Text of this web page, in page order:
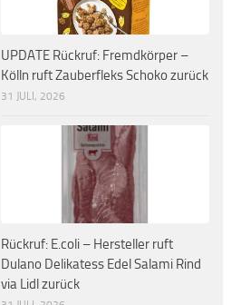
UPDATE Rückruf: Fremdkörper –
Kölln ruft Zauberfleks Schoko zurück
31 JULI, 2026
Rückruf: E.coli – Hersteller ruft
Dulano Delikatess Edel Salami Rind
via Lidl zurück